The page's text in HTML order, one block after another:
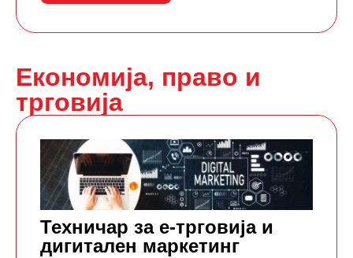
Економија, право и
трговија
Техничар за е-трговија и
дигитален маркетинг